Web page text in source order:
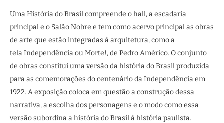
Uma História do Brasil compreende o hall, a escadaria
principal e o Salão Nobre e tem como acervo principal as obras
de arte que estão integradas à arquitetura, como a
tela Independência ou Morte!, de Pedro Américo. O conjunto
de obras constitui uma versão da história do Brasil produzida
para as comemorações do centenário da Independência em
1922. A exposição coloca em questão a construção dessa
narrativa, a escolha dos personagens e o modo como essa
versão subordina a história do Brasil à história paulista.